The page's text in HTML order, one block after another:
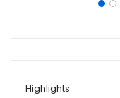
Highlights